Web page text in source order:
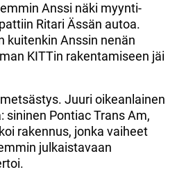
Anssi näki myynti-
Ritari Ässän autoa.
kuitenkin Anssin nenän
KITTin rakentamiseen jäi
Juuri oikeanlainen
sininen Pontiac Trans Am,
rakennus, jonka vaiheet
julkaistavaan